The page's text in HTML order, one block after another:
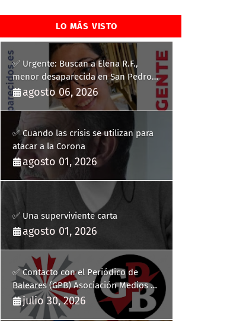
LO MÁS VISTO
✅ Urgente: Buscan a Elena R.F.,
menor desaparecida en San Pedro
del Pinatar
agosto 06, 2026
✅ Cuando las crisis se utilizan para
atacar a la Corona
agosto 01, 2026
✅ Una superviviente carta
agosto 01, 2026
✅ Contacto con el Periódico de
Baleares (GPB) Asociación Medios de
Comunicación Digitales
julio 30, 2026